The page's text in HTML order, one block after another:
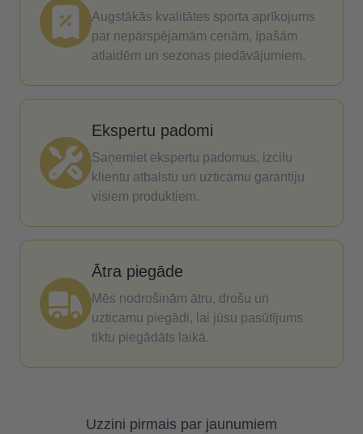
Augstākās kvalitātes sporta aprīkojums
par nepārspējamām cenām, īpašām
atlaidēm un sezonas piedāvājumiem.
Ekspertu padomi
Saņemiet ekspertu padomus, izcilu
klientu atbalstu un uzticamu garantiju
visiem produktiem.
Ātra piegāde
Mēs nodrošinām ātru, drošu un
uzticamu piegādi, lai jūsu pasūtījums
tiktu piegādāts laikā.
Uzzini pirmais par jaunumiem